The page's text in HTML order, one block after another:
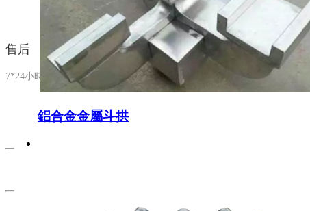
售后
7*24小時售后服務
鋁合金金屬斗拱